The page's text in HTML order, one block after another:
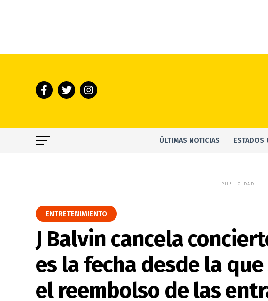
ÚLTIMAS NOTICIAS ESTADOS
PUBLICIDAD
ENTRETENIMIENTO
J Balvin cancela
es la fecha desde la
el reembolso de las